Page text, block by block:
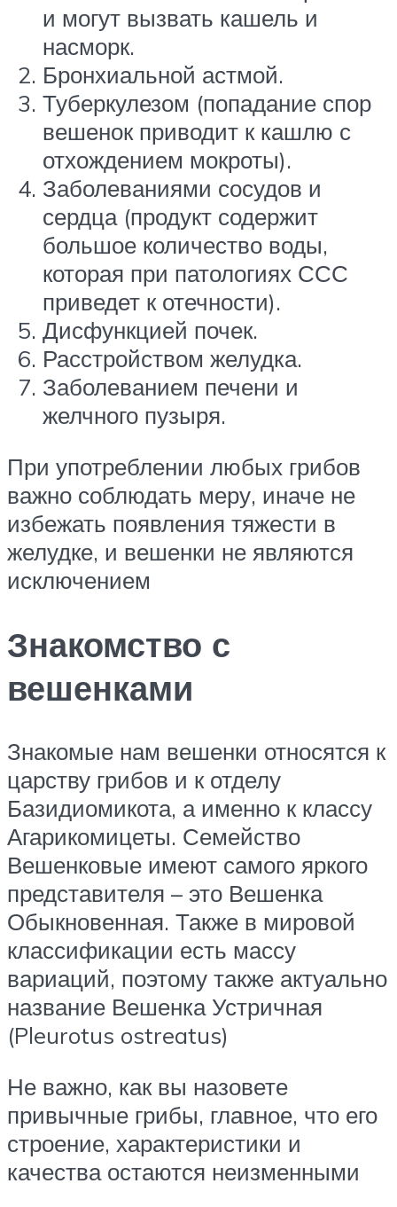
и могут вызвать кашель и
насморк.
Бронхиальной астмой.
Туберкулезом (попадание спор
вешенок приводит к кашлю с
отхождением мокроты).
Заболеваниями сосудов и
сердца (продукт содержит
большое количество воды,
которая при патологиях ССС
приведет к отечности).
Дисфункцией почек.
Расстройством желудка.
Заболеванием печени и
желчного пузыря.
При употреблении любых грибов
важно соблюдать меру, иначе не
избежать появления тяжести в
желудке, и вешенки не являются
исключением
Знакомство с
вешенками
Знакомые нам вешенки относятся к
царству грибов и к отделу
Базидиомикота, а именно к классу
Агарикомицеты. Семейство
Вешенковые имеют самого яркого
представителя – это Вешенка
Обыкновенная. Также в мировой
классификации есть массу
вариаций, поэтому также актуально
название Вешенка Устричная
(Pleurotus ostreatus)
Не важно, как вы назовете
привычные грибы, главное, что его
строение, характеристики и
качества остаются неизменными